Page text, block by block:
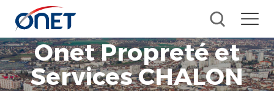
Onet Propreté et
Services CHALON